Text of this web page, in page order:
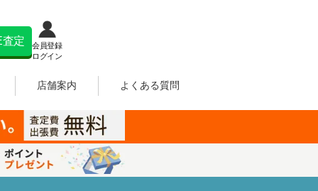
査定
会員登録
ログイン
店舗案内 よくある質問